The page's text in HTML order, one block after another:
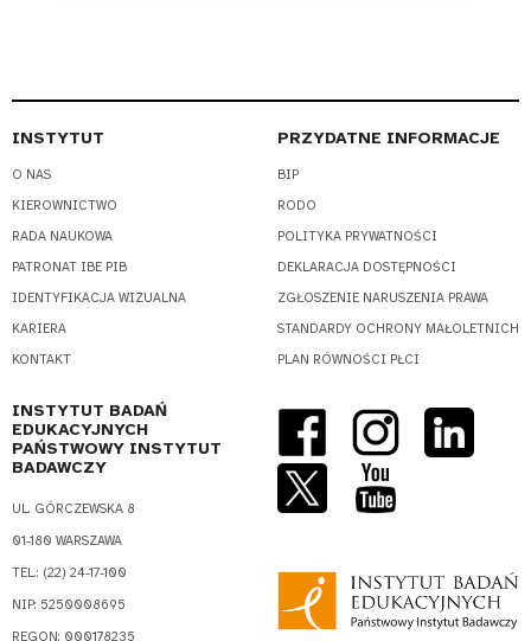
INSTYTUT
O NAS
KIEROWNICTWO
RADA NAUKOWA
PATRONAT IBE PIB
IDENTYFIKACJA WIZUALNA
KARIERA
KONTAKT
PRZYDATNE INFORMACJE
BIP
RODO
POLITYKA PRYWATNOŚCI
DEKLARACJA DOSTĘPNOŚCI
ZGŁOSZENIE NARUSZENIA PRAWA
STANDARDY OCHRONY MAŁOLETNICH
PLAN RÓWNOŚCI PŁCI
INSTYTUT BADAŃ
EDUKACYJNYCH
PAŃSTWOWY INSTYTUT
BADAWCZY
UL. GÓRCZEWSKA 8
01-180 WARSZAWA
TEL.: (22) 24-17-100
NIP: 5250008695
REGON: 000178235